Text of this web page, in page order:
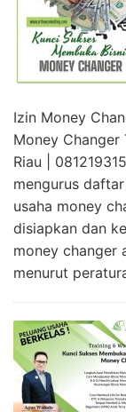
Izin Money
Money Changer
Riau |
mengurus
usaha money
disiapkan dan
money changer
menurut